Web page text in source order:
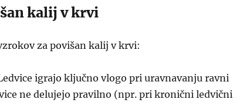
kalij v krvi
za povišan kalij v krvi:
igrajo ključno vlogo pri uravnavanju ravni
ne delujejo pravilno (npr. pri kronični ledvični